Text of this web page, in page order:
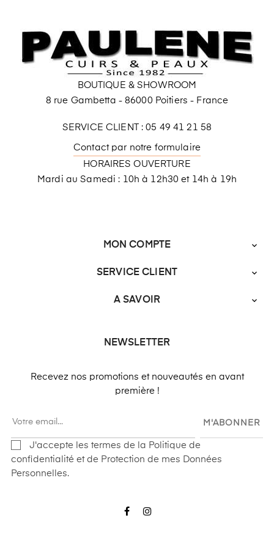
BOUTIQUE & SHOWROOM
8 rue Gambetta - 86000 Poitiers - France
SERVICE CLIENT : 05 49 41 21 58
Contact par notre formulaire
HORAIRES OUVERTURE
Mardi au Samedi : 10h à 12h30 et 14h à 19h
MON COMPTE 
SERVICE CLIENT 
A SAVOIR 
NEWSLETTER
Recevez nos promotions et nouveautés en avant
première !
M'ABONNER
J'accepte les termes de la Politique de
confidentialité et de Protection de mes Données
Personnelles.
Facebook